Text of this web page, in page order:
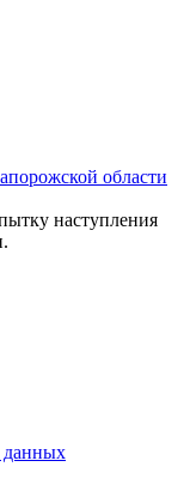
области
наступления
данных